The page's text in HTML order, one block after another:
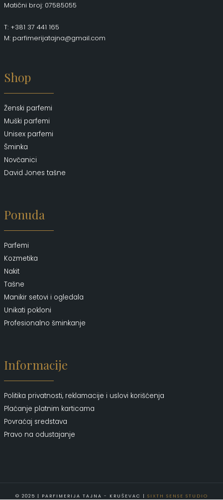
Matični broj: 07585055
T: +381 37 441 165
M: parfimerijatajna@gmail.com
Shop
Ženski parfemi
Muški parfemi
Unisex parfemi
Šminka
Novčanici
David Jones tašne
Ponuda
Parfemi
Kozmetika
Nakit
Tašne
Manikir setovi i ogledala
Unikati pokloni
Profesionalno šminkanje
Informacije
Politika privatnosti, reklamacije i uslovi korišćenja
Plaćanje platnim karticama
Povraćaj sredstava
Pravo na odustajanje
© 2025 | PARFIMERIJA TAJNA - KRUŠEVAC | SIXTH SENSE STUDIO